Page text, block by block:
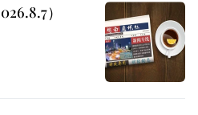
）